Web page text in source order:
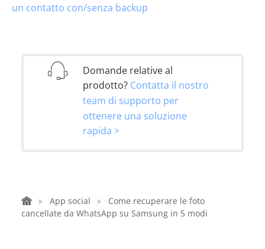
un contatto con/senza backup
Domande relative al
prodotto? Contatta il nostro
team di supporto per
ottenere una soluzione
rapida >
App social
Come recuperare le foto
cancellate da WhatsApp su Samsung in 5 modi